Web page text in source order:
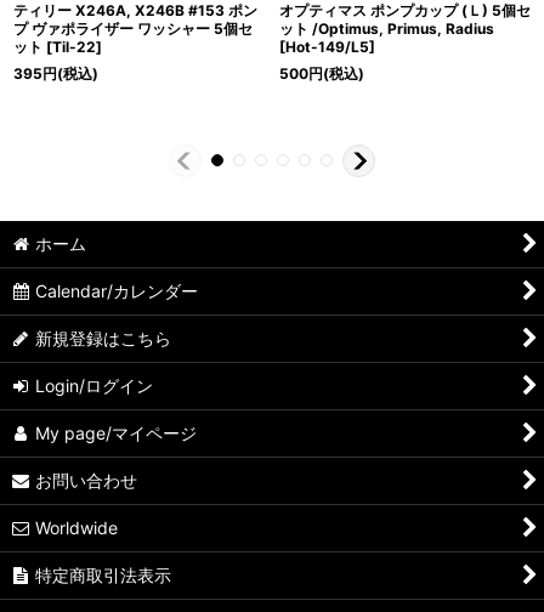
ティリー X246A, X246B #153 ポン
プ ヴァポライザー ワッシャー 5個セ
ット [Til-22]
395円(税込)
オプティマス ポンプカップ (Ｌ) 5個セ
ット /Optimus, Primus, Radius
[Hot-149/L5]
500円(税込)
ホーム
Calendar/カレンダー
新規登録はこちら
Login/ログイン
My page/マイページ
お問い合わせ
Worldwide
特定商取引法表示